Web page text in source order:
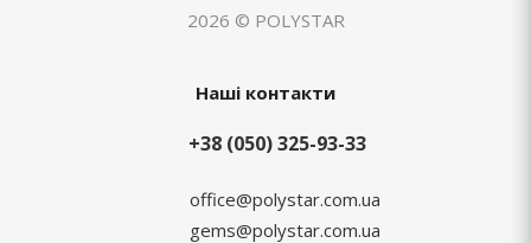
2026 © POLYSTAR
Наші контакти
+38 (050) 325-93-33
office@polystar.com.ua
gems@polystar.com.ua